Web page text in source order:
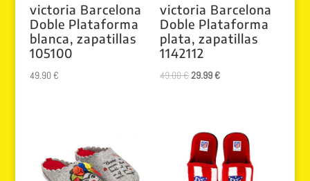
victoria Barcelona
Doble Plataforma
blanca, zapatillas
105100
49.90€
victoria Barcelona
Doble Plataforma
plata, zapatillas
1142112
49.00€El
49.00 €.
29.99€El
29.99 €.